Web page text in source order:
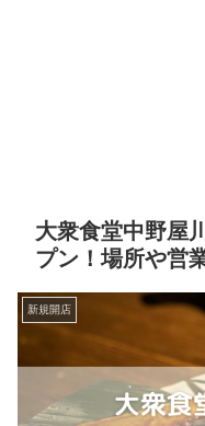
大衆食堂中野屋
プン！場所や営
新規開店